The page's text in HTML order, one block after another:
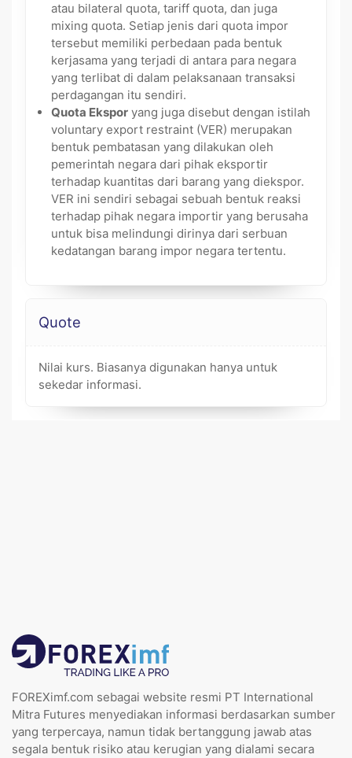
atau bilateral quota, tariff quota, dan juga
mixing quota. Setiap jenis dari quota impor
tersebut memiliki perbedaan pada bentuk
kerjasama yang terjadi di antara para negara
yang terlibat di dalam pelaksanaan transaksi
perdagangan itu sendiri.
Quota Ekspor yang juga disebut dengan istilah
voluntary export restraint (VER) merupakan
bentuk pembatasan yang dilakukan oleh
pemerintah negara dari pihak eksportir
terhadap kuantitas dari barang yang diekspor.
VER ini sendiri sebagai sebuah bentuk reaksi
terhadap pihak negara importir yang berusaha
untuk bisa melindungi dirinya dari serbuan
kedatangan barang impor negara tertentu.
Quote
Nilai kurs. Biasanya digunakan hanya untuk
sekedar informasi.
FOREXimf.com sebagai website resmi PT International
Mitra Futures menyediakan informasi berdasarkan sumber
yang terpercaya, namun tidak bertanggung jawab atas
segala bentuk risiko atau kerugian yang dialami secara